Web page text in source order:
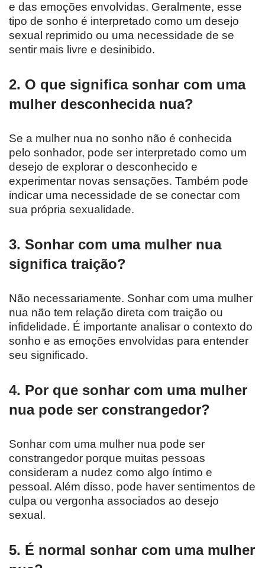
e das emoções envolvidas. Geralmente, esse
tipo de sonho é interpretado como um desejo
sexual reprimido ou uma necessidade de se
sentir mais livre e desinibido.
2. O que significa sonhar com uma
mulher desconhecida nua?
Se a mulher nua no sonho não é conhecida
pelo sonhador, pode ser interpretado como um
desejo de explorar o desconhecido e
experimentar novas sensações. Também pode
indicar uma necessidade de se conectar com
sua própria sexualidade.
3. Sonhar com uma mulher nua
significa traição?
Não necessariamente. Sonhar com uma mulher
nua não tem relação direta com traição ou
infidelidade. É importante analisar o contexto do
sonho e as emoções envolvidas para entender
seu significado.
4. Por que sonhar com uma mulher
nua pode ser constrangedor?
Sonhar com uma mulher nua pode ser
constrangedor porque muitas pessoas
consideram a nudez como algo íntimo e
pessoal. Além disso, pode haver sentimentos de
culpa ou vergonha associados ao desejo
sexual.
5. É normal sonhar com uma mulher